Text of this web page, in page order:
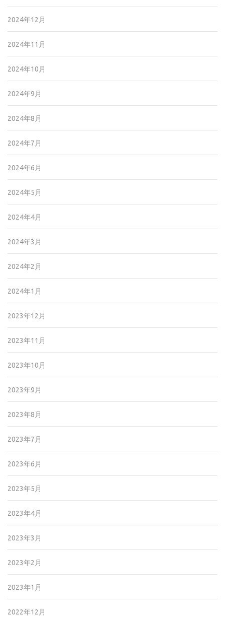
2024年12月
2024年11月
2024年10月
2024年9月
2024年8月
2024年7月
2024年6月
2024年5月
2024年4月
2024年3月
2024年2月
2024年1月
2023年12月
2023年11月
2023年10月
2023年9月
2023年8月
2023年7月
2023年6月
2023年5月
2023年4月
2023年3月
2023年2月
2023年1月
2022年12月